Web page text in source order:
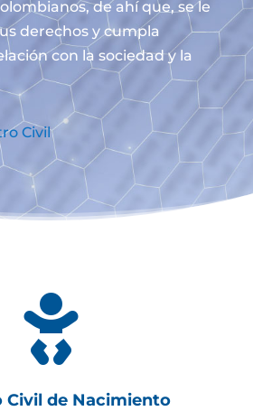
de ahí que, se le
derechos y cumpla
con la sociedad y la
Civil

Civil de Nacimiento